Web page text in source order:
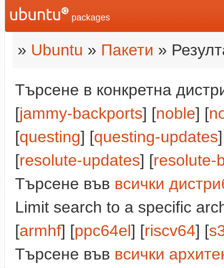
packages
» Ubuntu » Пакети »
Търсене в конкретна
[jammy-backports] [noble] [
[questing] [questing-updates
[resolute-updates] [resolute-
Търсене във всички
Limit search to a specific
[armhf] [ppc64el] [riscv64] [
Търсене във всички